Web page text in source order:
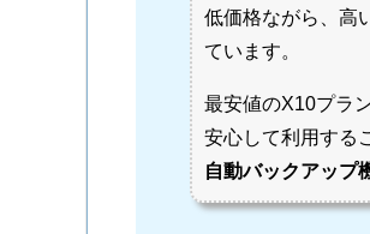
低価格ながら、高
ています。
最安値のX10プラ
安心して利用する
自動バックアップ